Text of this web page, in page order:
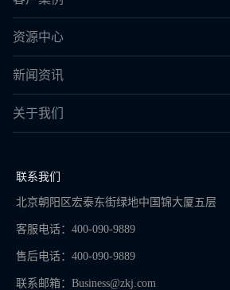
资源中心
新闻资讯
关于我们
联系我们
北京朝阳区宏泰东街绿地中国锦大厦五层
客服电话：400-090-9889
售后电话：400-090-9889
联系邮箱： Business@zkj.com